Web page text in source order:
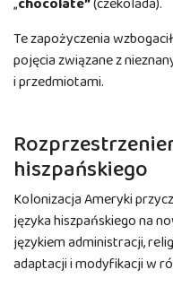
Te zapożyczenia
pojęcia związane z
i przedmiotami.
hiszpańskiego
Kolonizacja Ameryki
języka hiszpańskiego na
językiem administracji,
adaptacji i modyfikacji w